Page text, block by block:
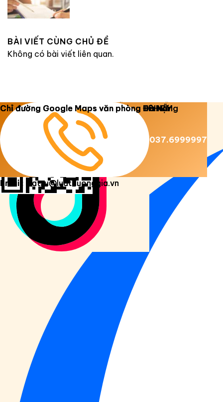
BÀI VIẾT CÙNG CHỦ ĐỀ
Không có bài viết liên quan.
Copyright 2026 © Luật Dương Gia